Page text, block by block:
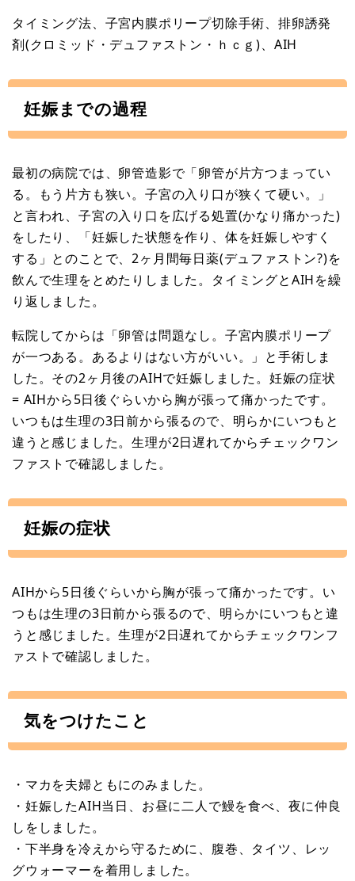
タイミング法、子宮内膜ポリープ切除手術、排卵誘発
剤(クロミッド・デュファストン・ｈｃｇ)、AIH
妊娠までの過程
最初の病院では、卵管造影で「卵管が片方つまってい
る。もう片方も狭い。子宮の入り口が狭くて硬い。」
と言われ、子宮の入り口を広げる処置(かなり痛かった)
をしたり、「妊娠した状態を作り、体を妊娠しやすく
する」とのことで、2ヶ月間毎日薬(デュファストン?)を
飲んで生理をとめたりしました。タイミングとAIHを繰
り返しました。
転院してからは「卵管は問題なし。子宮内膜ポリープ
が一つある。あるよりはない方がいい。」と手術しま
した。その2ヶ月後のAIHで妊娠しました。妊娠の症状
= AIHから5日後ぐらいから胸が張って痛かったです。
いつもは生理の3日前から張るので、明らかにいつもと
違うと感じました。生理が2日遅れてからチェックワン
ファストで確認しました。
妊娠の症状
AIHから5日後ぐらいから胸が張って痛かったです。い
つもは生理の3日前から張るので、明らかにいつもと違
うと感じました。生理が2日遅れてからチェックワンフ
ァストで確認しました。
気をつけたこと
・マカを夫婦ともにのみました。
・妊娠したAIH当日、お昼に二人で鰻を食べ、夜に仲良
しをしました。
・下半身を冷えから守るために、腹巻、タイツ、レッ
グウォーマーを着用しました。